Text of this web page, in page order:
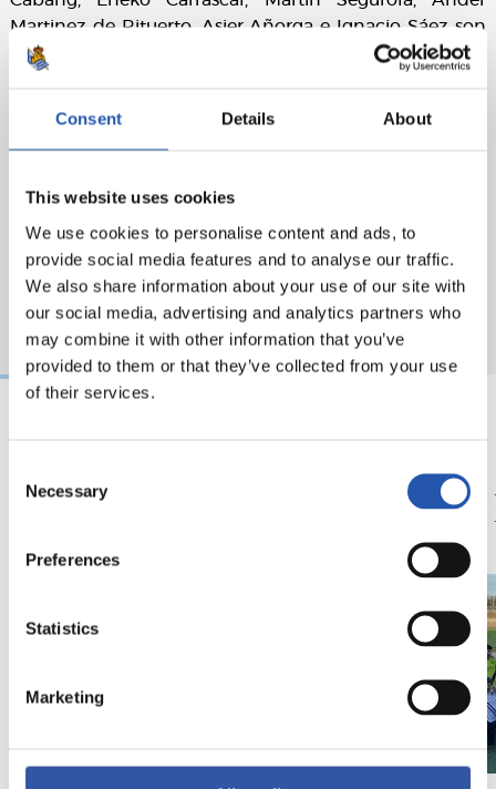
Consent Details About
This website uses cookies
We use cookies to personalise content and ads, to
provide social media features and to analyse our traffic.
We also share information about your use of our site with
our social media, advertising and analytics partners who
may combine it with other information that you’ve
provided to them or that they’ve collected from your use
of their services.
Selection
Necessary
Preferences
Statistics
Marketing
Martinez de Rituerto, Asier Añorga e Ignacio Sáez son
los otros atletas que acuden en el top5 anual.
Subcampeones
ATLETISMO
¡A